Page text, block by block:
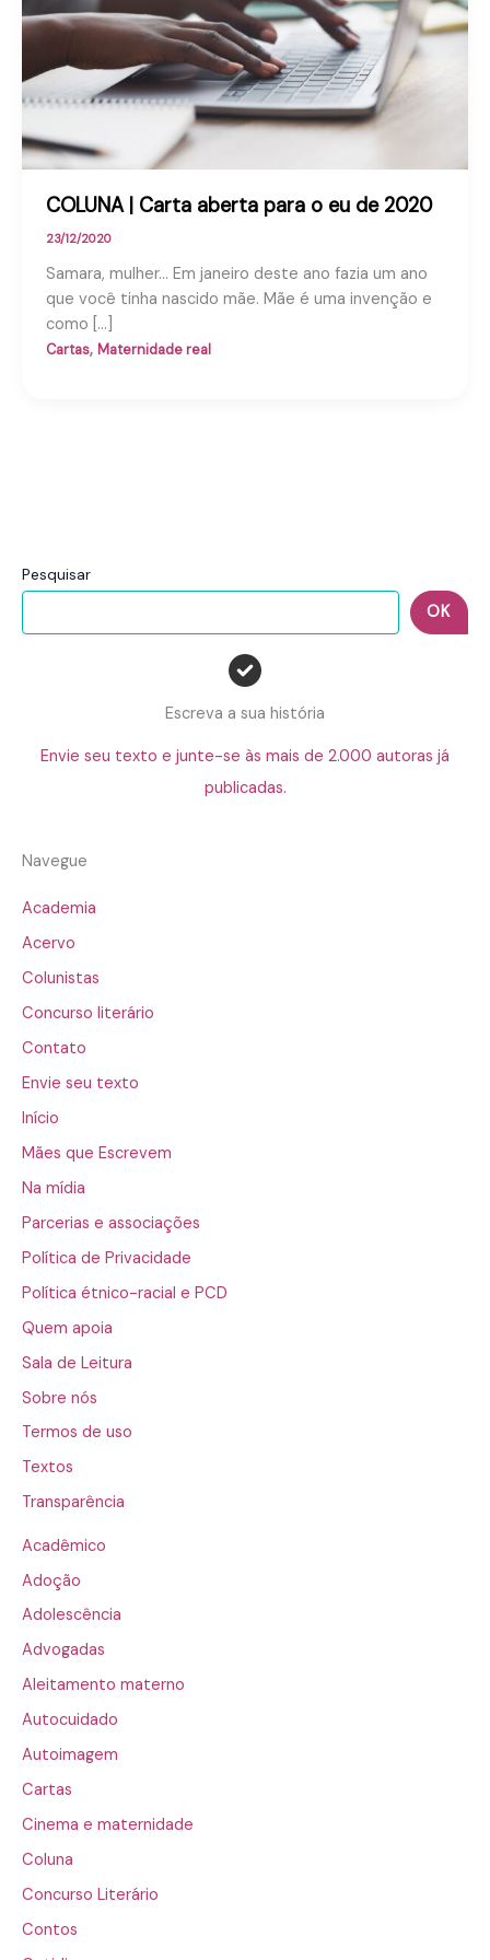
Pesquisar
OK
Escreva a sua história
Envie seu texto e junte-se às mais de 2.000 autoras já
publicadas.
Navegue
Academia
Acervo
Colunistas
Concurso literário
Contato
Envie seu texto
Início
Mães que Escrevem
Na mídia
Parcerias e associações
Política de Privacidade
Política étnico-racial e PCD
Quem apoia
Sala de Leitura
Sobre nós
Termos de uso
Textos
Transparência
Acadêmico
Adoção
Adolescência
Advogadas
Aleitamento materno
Autocuidado
Autoimagem
Cartas
Cinema e maternidade
Coluna
Concurso Literário
Contos
COLUNA | Carta aberta para o eu de 2020
23/12/2020
Samara, mulher… Em janeiro deste ano fazia um ano
que você tinha nascido mãe. Mãe é uma invenção e
como […]
Cartas, Maternidade real